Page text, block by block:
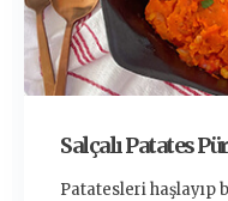
Salçalı Patates
Patatesleri haşlayıp